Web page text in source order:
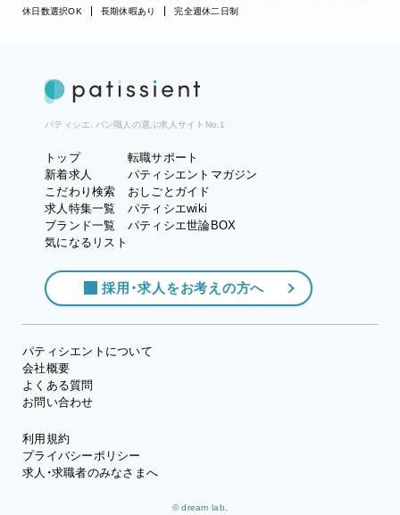
休日数選択OK
長期休暇あり 完全週休二日制
パティシエ、パン職人の選ぶ求人サイトNo.1
トップ
新着求人
こだわり検索
求人特集一覧
ブランド一覧
気になるリスト
転職サポート
パティシエントマガジン
おしごとガイド
パティシエwiki
パティシエ世論BOX
採用・求人をお考えの方へ
パティシエントについて
会社概要
よくある質問
お問い合わせ
利用規約
プライバシーポリシー
求人・求職者のみなさまへ
© dream lab.